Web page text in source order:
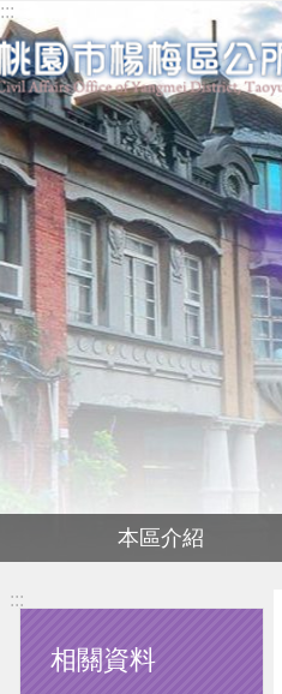
跳到主要內容區塊
:::
本區介紹
:::
相關資料